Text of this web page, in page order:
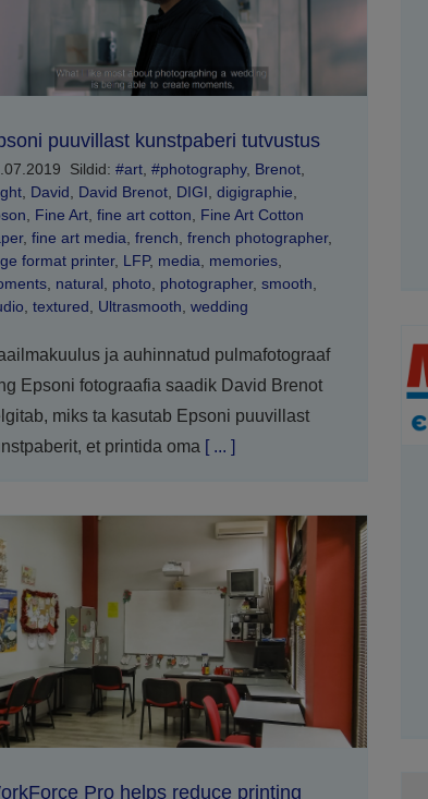
puuvillast kunstpaberi tutvustus
Sildid: #art, #photography, Brenot,
, David David Brenot, DIGI digigraphie
Fine Art, fine art cotton
Fine Art Cotton
, fine art media french french photographer,
format printer, LFP, media memories,
, natural photo photographer, smooth
textured Ultrasmooth wedding
ja auhinnatud pulmafotograaf
Epsoni fotograafia saadik David Brenot
miks ta kasutab Epsoni puuvillast
et printida oma [ ... ]
Pro helps reduce printing